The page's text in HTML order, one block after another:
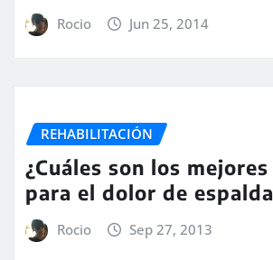
Rocio Jun 25, 2014
REHABILITACIÓN
¿Cuáles son los
para el dolor de
Rocio Sep 27, 2013